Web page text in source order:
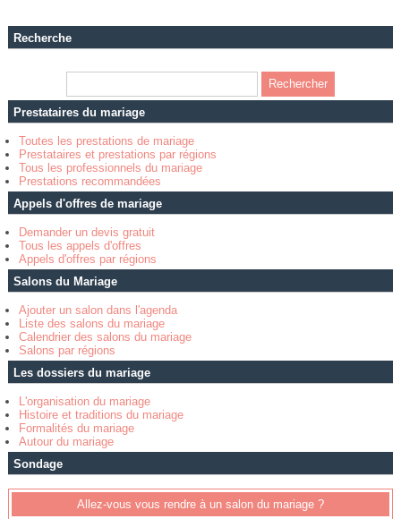
Recherche
Prestataires du mariage
Toutes les prestations de mariage
Prestataires et prestations par régions
Tous les professionnels du mariage
Prestations recommandées
Appels d'offres de mariage
Demander un devis gratuit
Tous les appels d'offres
Appels d'offres par régions
Salons du Mariage
Ajouter un salon dans l'agenda
Liste des salons du mariage
Calendrier des salons du mariage
Salons par régions
Les dossiers du mariage
L'organisation du mariage
Histoire et traditions du mariage
Formalités du mariage
Autour du mariage
Sondage
Allez-vous vous rendre à un salon du mariage ?